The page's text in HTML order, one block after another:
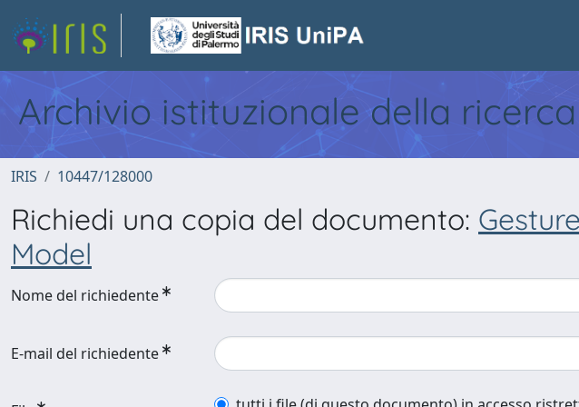
Archivio istituzionale della
IRIS 10447/128000
Richiedi una copia del documento:
Model
Nome del richiedente
E-mail del richiedente